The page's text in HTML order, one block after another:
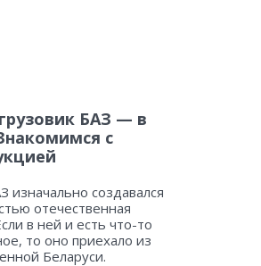
БАЗ — в
с
изначально создавался
отечественная
в ней и есть что-то
то оно приехало из
Беларуси.